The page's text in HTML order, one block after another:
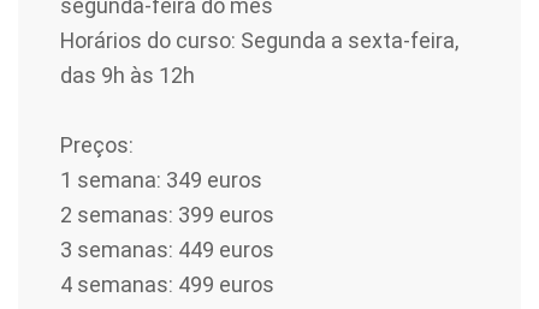
segunda-feira do mês
Horários do curso: Segunda a sexta-feira,
das 9h às 12h
Preços:
1 semana: 349 euros
2 semanas: 399 euros
3 semanas: 449 euros
4 semanas: 499 euros